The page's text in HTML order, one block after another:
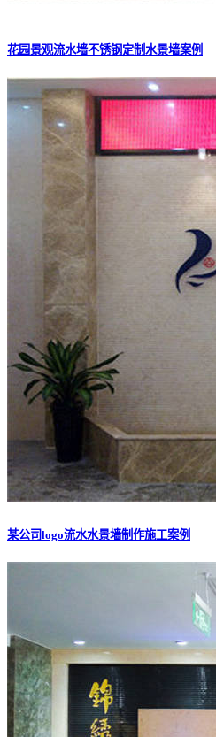
花园景观流水墙不锈钢定制水景墙案例
某公司logo流水水景墙制作施工案例